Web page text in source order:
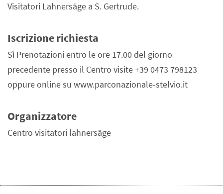
Visitatori Lahnersäge a S. Gertrude.
Iscrizione richiesta
Sì Prenotazioni entro le ore 17.00 del giorno
precedente presso il Centro visite +39 0473 798123
oppure online su www.parconazionale-stelvio.it
Organizzatore
Centro visitatori lahnersäge